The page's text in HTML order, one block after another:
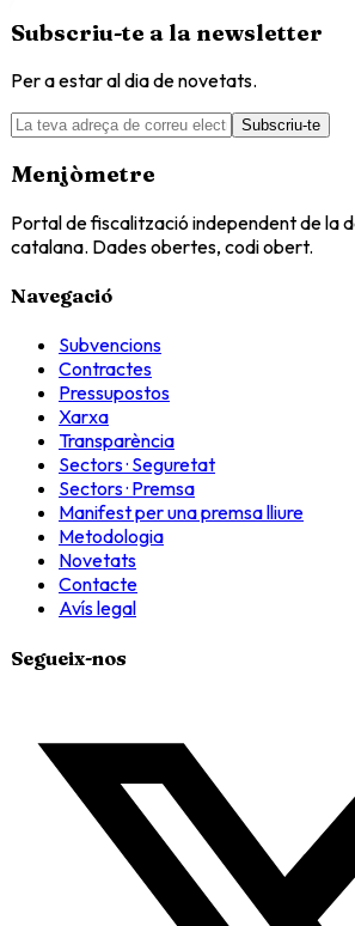
Subscriu-te a la newsletter
Per a estar al dia de novetats.
Subscriu-te
Menjòmetre
Portal de fiscalització independent de la
catalana. Dades obertes, codi obert.
Navegació
Subvencions
Contractes
Pressupostos
Xarxa
Transparència
Sectors · Seguretat
Sectors · Premsa
Manifest per una premsa lliure
Metodologia
Novetats
Contacte
Avís legal
Segueix-nos